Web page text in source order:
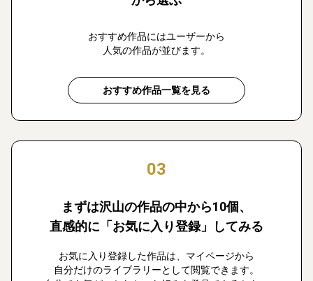
おすすめ作品にはユーザーから
人気の作品が並びます。
おすすめ作品一覧を見る
03
まずは沢山の作品の中から10個、
直感的に「お気に入り登録」してみる
お気に入り登録した作品は、マイページから
自分だけのライブラリーとして閲覧できます。